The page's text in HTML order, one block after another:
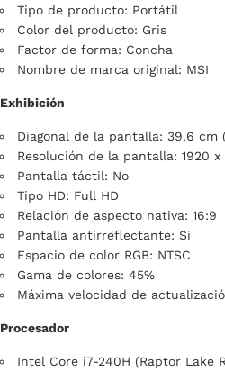
Tipo de producto: Portátil
Color del producto: Gris
Factor de forma: Concha
Nombre de marca original: MSI
Exhibición
Diagonal de la pantalla: 39,6 cm
Resolución de la pantalla: 1920 x
Pantalla táctil: No
Tipo HD: Full HD
Relación de aspecto nativa: 16:9
Pantalla antirreflectante: Si
Espacio de color RGB: NTSC
Gama de colores: 45%
Máxima velocidad de
Procesador
Intel Core i7-240H (Raptor Lake